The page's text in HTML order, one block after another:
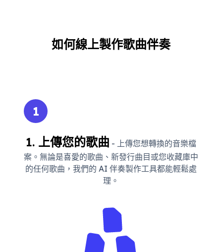
如何線上製作歌曲伴奏
1
1. 上傳您的歌曲 - 上傳您想轉換的音樂檔
案。無論是喜愛的歌曲、新發行曲目或您收藏庫中
的任何歌曲，我們的 AI 伴奏製作工具都能輕鬆處
理。